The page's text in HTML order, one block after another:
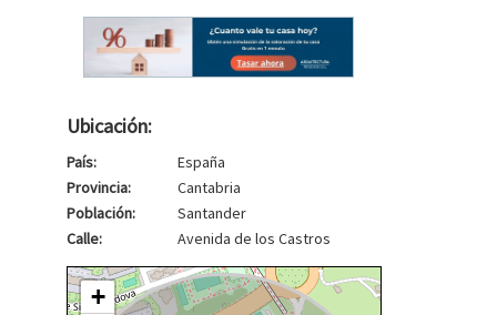
Ubicación:
País:
España
Provincia:
Cantabria
Población:
Santander
Calle:
Avenida de los Castros
+